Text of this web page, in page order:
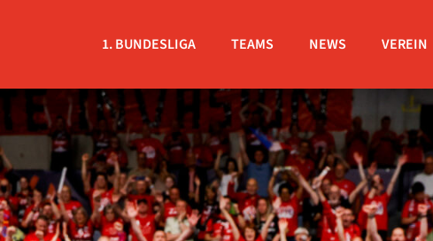
1. BUNDESLIGA TEAMS NEWS VEREIN